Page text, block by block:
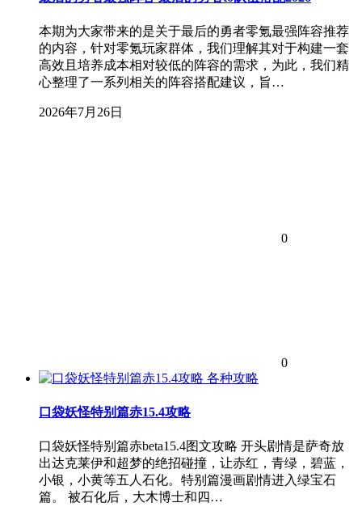
本期为大家带来的是关于最后的勇者零氪最强阵容推荐
的内容，针对零氪玩家群体，我们理解其对于构建一套
高效且培养成本相对较低的阵容的需求，为此，我们精
心整理了一系列相关的阵容搭配建议，旨…
2026年7月26日
0
0
各种攻略
口袋妖怪特别篇赤15.4攻略
口袋妖怪特别篇赤beta15.4图文攻略 开头剧情是萨奇放
出达克莱伊和超梦的绝招碰撞，让赤红，青绿，碧蓝，
小银，小黄等五人石化。特别篇漫画剧情进入绿宝石
篇。 被石化后，大木博士和四…